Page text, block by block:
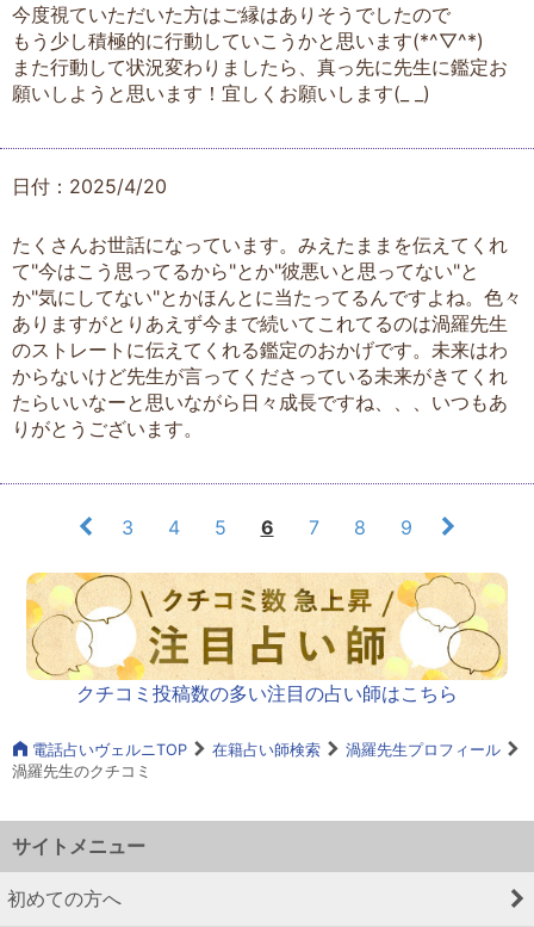
今度視ていただいた方はご縁はありそうでしたので
もう少し積極的に行動していこうかと思います(*^▽^*)
また行動して状況変わりましたら、真っ先に先生に鑑定お
願いしようと思います！宜しくお願いします(_ _)
日付：2025/4/20
たくさんお世話になっています。みえたままを伝えてくれ
て"今はこう思ってるから"とか"彼悪いと思ってない"と
か"気にしてない"とかほんとに当たってるんですよね。色々
ありますがとりあえず今まで続いてこれてるのは渦羅先生
のストレートに伝えてくれる鑑定のおかげです。未来はわ
からないけど先生が言ってくださっている未来がきてくれ
たらいいなーと思いながら日々成長ですね、、、いつもあ
りがとうございます。
3 4 5 6 7 8 9
クチコミ投稿数の多い注目の占い師はこちら
電話占いヴェルニTOP 在籍占い師検索
渦羅先生プロフィール
渦羅先生のクチコミ
サイトメニュー
初めての方へ